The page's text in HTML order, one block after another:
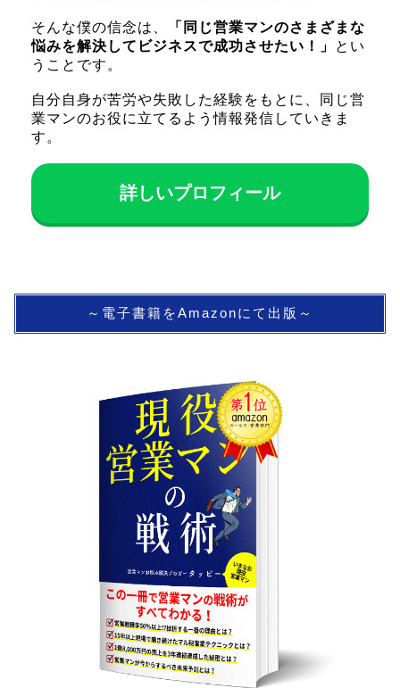
そんな僕の信念は、
「同じ営業マンのさまざまな
悩みを解決してビジネスで成功させたい！」
とい
うことです。
自分自身が苦労や失敗した経験をもとに、同じ営
業マンのお役に立てるよう情報発信していきま
す。
詳しいプロフィール
～電子書籍をAmazonにて出版～